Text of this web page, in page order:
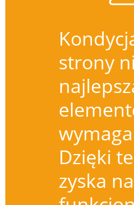
strony
Dzięki
zyska na